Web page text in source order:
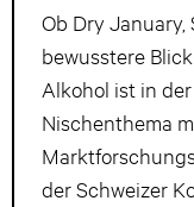
Ob Dry
bewusstere
Alkohol ist in
Nischenthema
der Schweizer